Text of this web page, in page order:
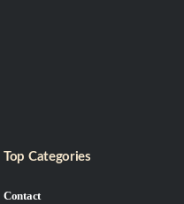
Top Categories
Contact